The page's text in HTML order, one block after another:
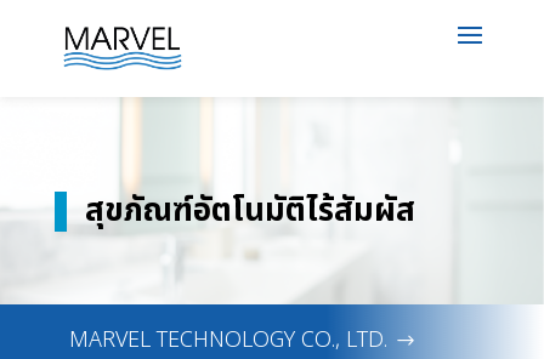
สุขภัณฑ์อัตโนมัติไร้สัมผัส
MARVEL TECHNOLOGY CO., LTD.